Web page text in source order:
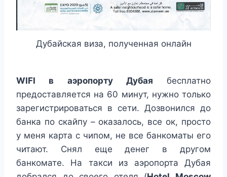
Дубайская виза, полученная онлайн
WIFI в аэропорту Дубая бесплатно
предоставляется на 60 минут, нужно только
зарегистрироваться в сети. Дозвонился до
банка по скайпу – оказалось, все ок, просто
у меня карта с чипом, не все банкоматы его
читают. Снял еще денег в другом
банкомате. На такси из аэропорта Дубая